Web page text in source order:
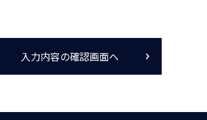
入力内容の確認画面へ